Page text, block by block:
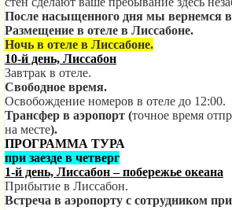
После насыщенного дня мы вернемся
Размещение в отеле в Лиссабоне.
Ночь в отеле в Лиссабоне.
10-й день, Лиссабон
Завтрак в отеле.
Свободное время.
Освобождение номеров в отеле до 12:00.
Трансфер в аэропорт (точное время
на месте).
ПРОГРАММА ТУРА
при заезде в четверг
1-й день, Лиссабон – побережье океана
Прибытие в Лиссабон.
Встреча в аэропорту с сотрудником